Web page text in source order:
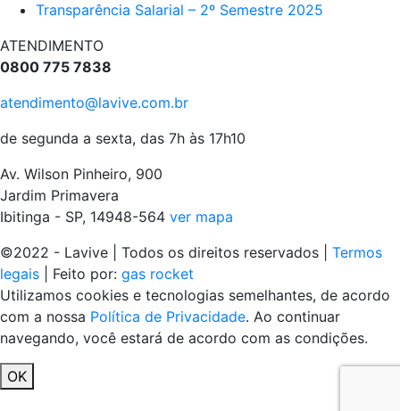
Transparência Salarial – 2º Semestre 2025
ATENDIMENTO
0800 775 7838
atendimento@lavive.com.br
de segunda a sexta, das 7h às 17h10
Av. Wilson Pinheiro, 900
Jardim Primavera
Ibitinga - SP, 14948-564 ver mapa
©2022 - Lavive | Todos os direitos reservados | Termos
legais | Feito por: gas rocket
Utilizamos cookies e tecnologias semelhantes, de acordo
com a nossa Política de Privacidade. Ao continuar
navegando, você estará de acordo com as condições.
OK